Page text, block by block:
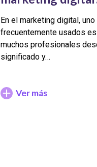
En el marketing digital,
frecuentemente usados es
muchos profesionales
significado y…
Ver más